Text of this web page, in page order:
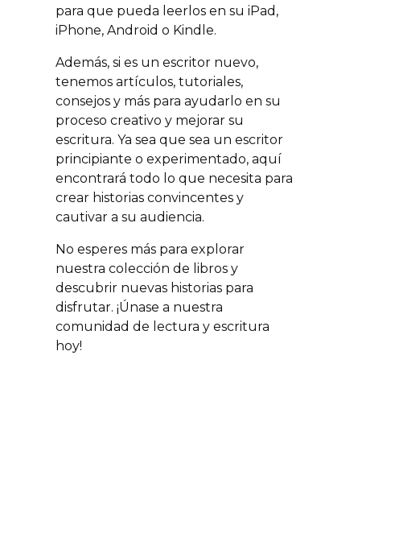
para que pueda leerlos en su iPad,
iPhone, Android o Kindle.
Además, si es un escritor nuevo,
tenemos artículos, tutoriales,
consejos y más para ayudarlo en su
proceso creativo y mejorar su
escritura. Ya sea que sea un escritor
principiante o experimentado, aquí
encontrará todo lo que necesita para
crear historias convincentes y
cautivar a su audiencia.
No esperes más para explorar
nuestra colección de libros y
descubrir nuevas historias para
disfrutar. ¡Únase a nuestra
comunidad de lectura y escritura
hoy!